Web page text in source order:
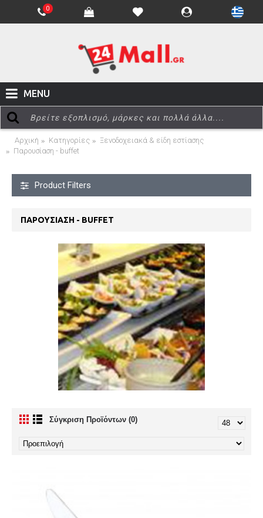
0
MENU
Αρχική Κατηγορίες
Ξενοδοχειακά & είδη εστίασης
Παρουσίαση - buffet
Product Filters
ΠΑΡΟΥΣΊΑΣΗ - BUFFET
Σύγκριση Προϊόντων (0)